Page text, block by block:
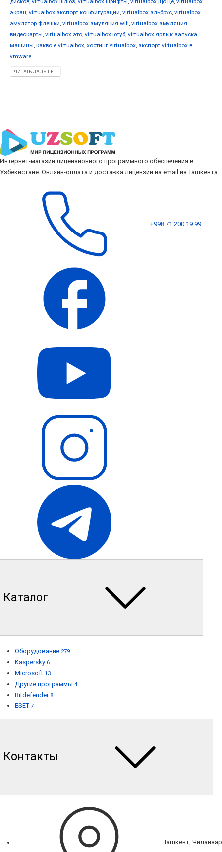
дисков, virtualbox шлюз, virtualbox шрифты, virtualbox що це, virtualbox
экран, virtualbox экспорт конфигурации, virtualbox эльбрус, virtualbox
эмулятор флешки, virtualbox эмуляция wifi, virtualbox эмуляция
видеокарты, virtualbox это, virtualbox ютуб, virtualbox ярлык запуска
машины, какво е virtualbox, хостинг virtualbox, экспорт virtualbox в
vmware
ЧИТАТЬ ДАЛЬШЕ...
Интернет-магазин лицензионного программного обеспечения в
Узбекистане. Онлайн-оплата и доставка лицензий на email из Ташкента.
+998 71 200 19 99
Каталог
Оборудование 279
Kaspersky 6
Microsoft 13
Другие программы 4
Bitdefender 8
ESET 7
Контакты
Ташкент, Чиланзар